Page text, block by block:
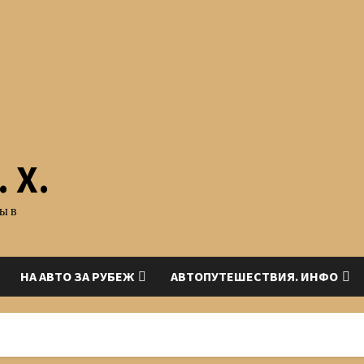
Х.
в
НА АВТО ЗА РУБЕЖ АВТОПУТЕШЕСТВИЯ. ИНФО